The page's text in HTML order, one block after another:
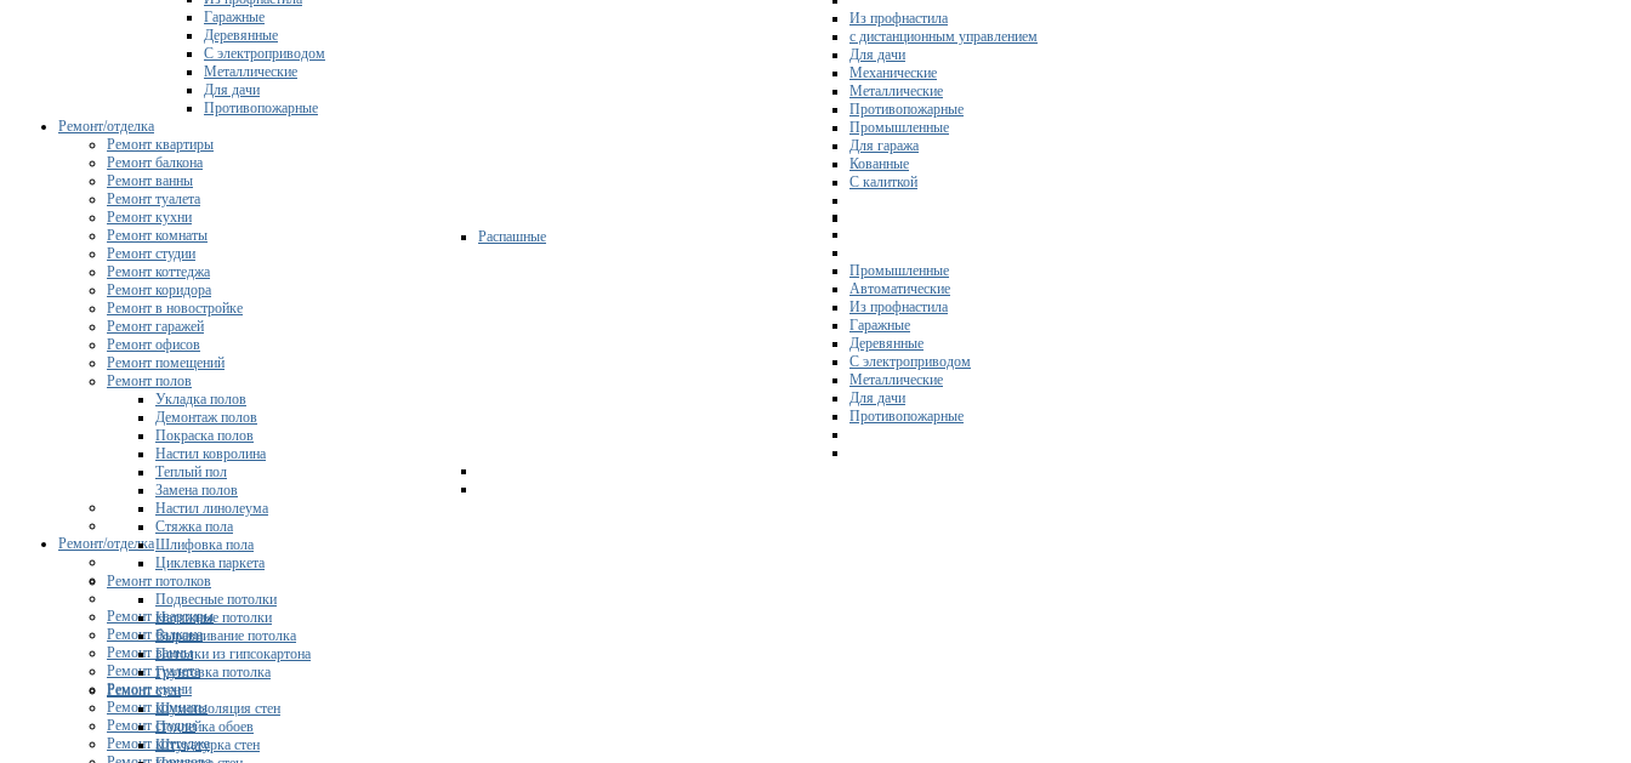
Из профнастила
с дистанционным управлением
Для дачи
Механические
Металлические
Противопожарные
Промышленные
Для гаража
Кованные
С калиткой
Распашные
Промышленные
Автоматические
Из профнастила
Гаражные
Деревянные
С электроприводом
Металлические
Для дачи
Противопожарные
Ремонт/отделка
Ремонт квартиры
Ремонт балкона
Ремонт ванны
Ремонт туалета
Ремонт кухни
Ремонт комнаты
Ремонт студии
Ремонт коттеджа
Гаражные
Деревянные
С электроприводом
Металлические
Для дачи
Противопожарные
Ремонт/отделка
Ремонт квартиры
Ремонт балкона
Ремонт ванны
Ремонт туалета
Ремонт кухни
Ремонт комнаты
Ремонт студии
Ремонт коттеджа
Ремонт коридора
Ремонт в новостройке
Ремонт гаражей
Ремонт офисов
Ремонт помещений
Ремонт полов
Укладка полов
Демонтаж полов
Покраска полов
Настил ковролина
Теплый пол
Замена полов
Настил линолеума
Стяжка пола
Шлифовка пола
Циклевка паркета
Ремонт потолков
Подвесные потолки
Натяжные потолки
Выравнивание потолка
Потолки из гипсокартона
Грунтовка потолка
Ремонт стен
Шумоизоляция стен
Поклейка обоев
Штукатурка стен